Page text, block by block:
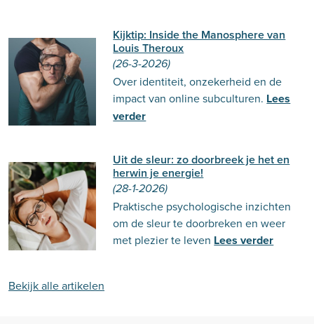
Kijktip: Inside the Manosphere van
Louis Theroux
(26-3-2026)
Over identiteit, onzekerheid en de
impact van online subculturen. Lees
verder
Uit de sleur: zo doorbreek je het en
herwin je energie!
(28-1-2026)
Praktische psychologische inzichten
om de sleur te doorbreken en weer
met plezier te leven Lees verder
Bekijk alle artikelen